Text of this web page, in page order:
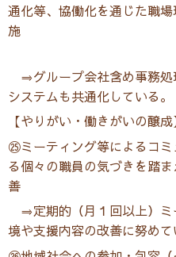
通化等、協働化を通じた職
施
⇒グループ会社含め事務処
システムも共通化している。
【やりがい・働きがいの醸成
㉕ミーティング等によるコ
る個々の職員の気づきを踏
善
⇒定期的（月１回以上）ミ
境や支援内容の改善に努めて